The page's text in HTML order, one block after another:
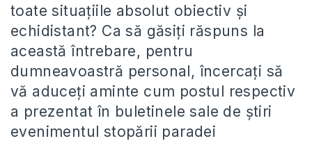
toate situaţiile absolut obiectiv şi
echidistant? Ca să găsiţi răspuns la
această întrebare, pentru
dumneavoastră personal, încercaţi să
vă aduceţi aminte cum postul respectiv
a prezentat în buletinele sale de ştiri
evenimentul stopării paradei